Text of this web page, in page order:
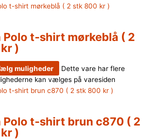
Polo t-shirt mørkeblå ( 2
)
muligheder
Dette vare har flere
kan vælges på varesiden
Polo t-shirt brun c870 ( 2
)